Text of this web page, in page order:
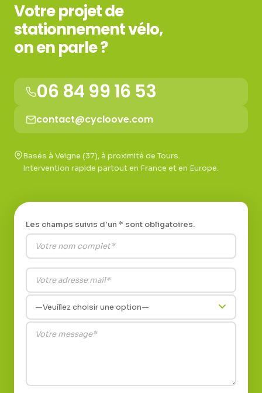
Votre projet de
stationnement vélo,
on en parle ?
06 84 99 16 53
contact@cycloove.com
Basés à Veigne (37), à proximité de Tours.
Intervention rapide partout en France et en Europe.
Les champs suivis d'un * sont obligatoires.